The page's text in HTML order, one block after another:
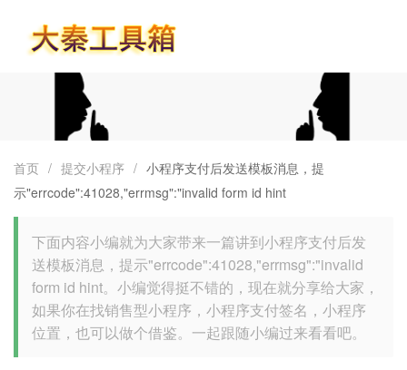
首页 / 提交小程序 / 小程序支付后发送模板消息，提
示"errcode":41028,"errmsg":"invalid form id hint
下面内容小编就为大家带来一篇讲到小程序支付后发
送模板消息，提示"errcode":41028,"errmsg":"invalid
form id hint。小编觉得挺不错的，现在就分享给大家，
如果你在找销售型小程序，小程序支付签名，小程序
位置，也可以做个借鉴。一起跟随小编过来看看吧。